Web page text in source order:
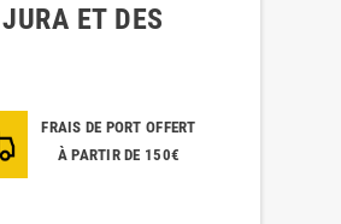
ET DES
FRAIS DE PORT OFFERT
À PARTIR DE 150€